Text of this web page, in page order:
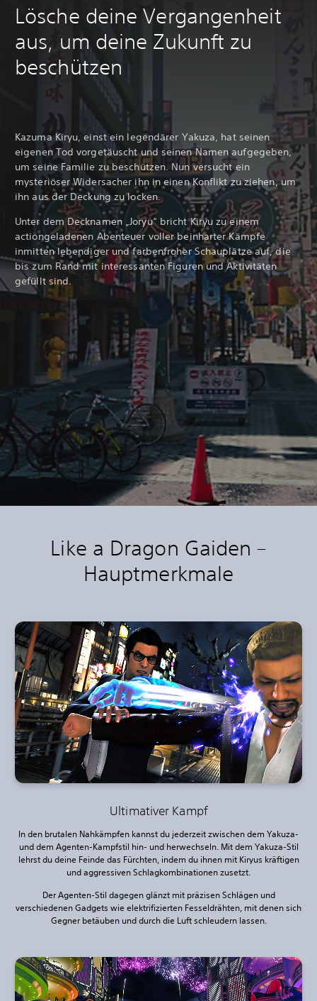
Lösche deine Vergangenheit
aus, um deine Zukunft zu
beschützen
Kazuma Kiryu, einst ein legendärer Yakuza, hat seinen
eigenen Tod vorgetäuscht und seinen Namen aufgegeben,
um seine Familie zu beschützen. Nun versucht ein
mysteriöser Widersacher ihn in einen Konflikt zu ziehen, um
ihn aus der Deckung zu locken.
Unter dem Decknamen „Joryu“ bricht Kiryu zu einem
actiongeladenen Abenteuer voller beinharter Kämpfe
inmitten lebendiger und farbenfroher Schauplätze auf, die
bis zum Rand mit interessanten Figuren und Aktivitäten
gefüllt sind.
Like a Dragon Gaiden –
Hauptmerkmale
Ultimativer Kampf
In den brutalen Nahkämpfen kannst du jederzeit zwischen dem Yakuza-
und dem Agenten-Kampfstil hin- und herwechseln. Mit dem Yakuza-Stil
lehrst du deine Feinde das Fürchten, indem du ihnen mit Kiryus kräftigen
und aggressiven Schlagkombinationen zusetzt.
Der Agenten-Stil dagegen glänzt mit präzisen Schlägen und
verschiedenen Gadgets wie elektrifizierten Fesseldrähten, mit denen sich
Gegner betäuben und durch die Luft schleudern lassen.